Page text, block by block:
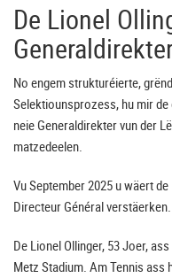
De Lionel
No engem strukturéierte,
Selektiounsprozess, hu mir
neie Generaldirekter vun der
matzedeelen.
Vu September 2025 u wäert
Directeur Général verstäerken.
De Lionel Ollinger, 53 Joer,
Metz Stadium. Am Tennis ass